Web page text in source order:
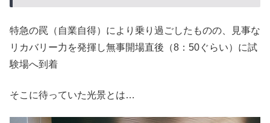
特急の罠（自業自得）により乗り過ごしたものの、見事な
リカバリー力を発揮し無事開場直後（8：50ぐらい）に試
験場へ到着
そこに待っていた光景とは…